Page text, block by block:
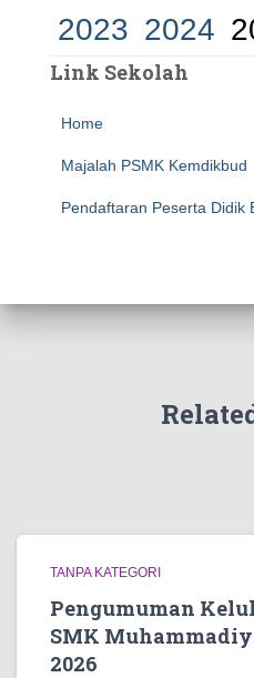
2023 2024
Link Sekolah
Home
Majalah PSMK Kemdikbud
Pendaftaran Peserta Didik
TANPA KATEGORI
Pengumuman
SMK
2026